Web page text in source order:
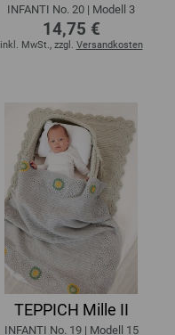
INFANTI No. 20 | Modell 3
14,75 €
inkl. MwSt., zzgl. Versandkosten
TEPPICH Mille II
INFANTI No. 19 | Modell 15